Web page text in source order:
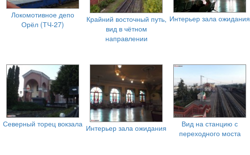
Локомотивное депо
Орёл (ТЧ-27)
Крайний восточный путь,
вид в чётном
направлении
Интерьер зала ожидания
Северный торец вокзала Интерьер зала ожидания
Вид на станцию с
переходного моста